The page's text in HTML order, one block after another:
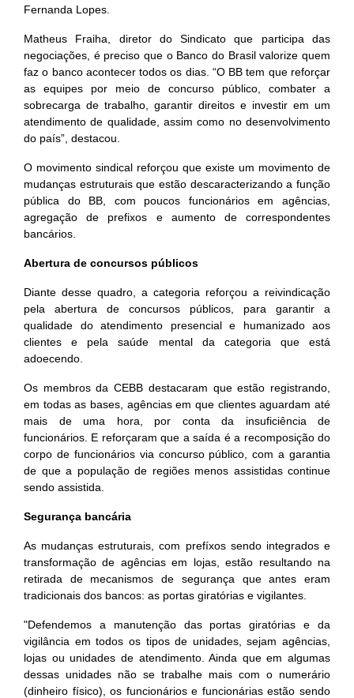
Fernanda Lopes.
Matheus Fraiha, diretor do Sindicato que participa das
negociações, é preciso que o Banco do Brasil valorize quem
faz o banco acontecer todos os dias. “O BB tem que reforçar
as equipes por meio de concurso público, combater a
sobrecarga de trabalho, garantir direitos e investir em um
atendimento de qualidade, assim como no desenvolvimento
do país”, destacou.
O movimento sindical reforçou que existe um movimento de
mudanças estruturais que estão descaracterizando a função
pública do BB, com poucos funcionários em agências,
agregação de prefixos e aumento de correspondentes
bancários.
Abertura de concursos públicos
Diante desse quadro, a categoria reforçou a reivindicação
pela abertura de concursos públicos, para garantir a
qualidade do atendimento presencial e humanizado aos
clientes e pela saúde mental da categoria que está
adoecendo.
Os membros da CEBB destacaram que estão registrando,
em todas as bases, agências em que clientes aguardam até
mais de uma hora, por conta da insuficiência de
funcionários. E reforçaram que a saída é a recomposição do
corpo de funcionários via concurso público, com a garantia
de que a população de regiões menos assistidas continue
sendo assistida.
Segurança bancária
As mudanças estruturais, com prefíxos sendo integrados e
transformação de agências em lojas, estão resultando na
retirada de mecanismos de segurança que antes eram
tradicionais dos bancos: as portas giratórias e vigilantes.
"Defendemos a manutenção das portas giratórias e da
vigilância em todos os tipos de unidades, sejam agências,
lojas ou unidades de atendimento. Ainda que em algumas
dessas unidades não se trabalhe mais com o numerário
(dinheiro físico), os funcionários e funcionárias estão sendo